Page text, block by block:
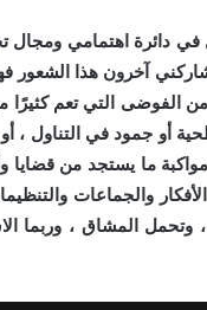
دائرة اهتمامي
آخرون هذا
الفوضى التي تعم
أو جمود في التناول ،
ما يستجد من
والجماعات
، وتحمل المشاق ، وربما